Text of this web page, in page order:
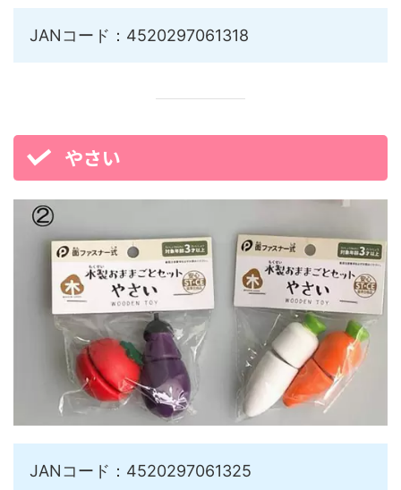
JANコード：4520297061318
やさい
JANコード：4520297061325